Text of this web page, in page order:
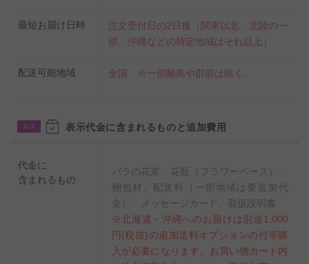
最短お届け日時
注文受付日の2日後（関東以北、北陸の一
部、沖縄などの特定地域はそれ以上）
配送可能地域 全国 ※一部離島や郡部は除く。
2-3 表示代金に含まれるものと追加費用
代金に
含まれるもの
バラの花束、花瓶（フラワーベース）、
梱包材、配送料（一部地域は要追加代
金）、メッセージカード、取扱説明書
※北海道・沖縄へのお届けは別途1,000
円(税抜)の追加送料オプションの付帯購
入が必要になります。お買い物カート内